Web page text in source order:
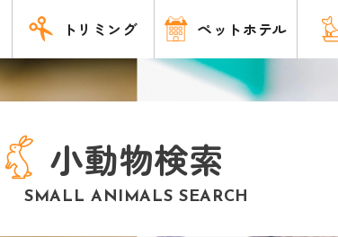
トリミング ペットホテル
小動物検索
SMALL ANIMALS SEARCH